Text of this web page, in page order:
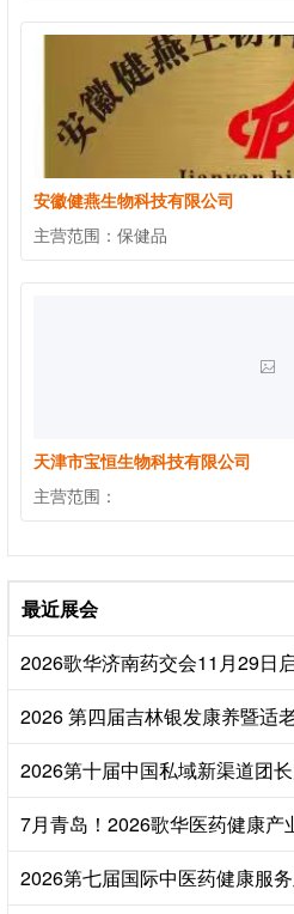
安徽健燕生物科技有限公司
主营范围： 保健品
天津市宝恒生物科技有限公司
主营范围：
最近展会
2026歌华济南药交会11月29日
2026 第四届吉林银发康养暨适
2026第十届中国私域新渠道团
7月青岛！2026歌华医药健康产
2026第七届国际中医药健康服